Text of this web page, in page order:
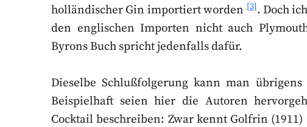
holländischer Gin importiert worden[3]. Doch
den englischen Importen nicht auch
Byrons Buch spricht jedenfalls dafür.
Dieselbe Schlußfolgerung kann man
Beispielhaft seien hier die Autoren
Cocktail beschreiben: Zwar kennt Golfrin